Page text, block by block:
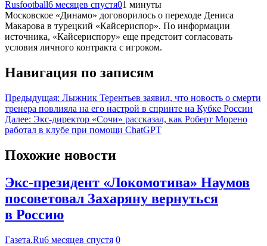
Rusfootball6 месяцев спустя01 минуты
Московское «Динамо» договорилось о переходе Дениса
Макарова в турецкий «Кайсериспор». По информации
источника, «Кайсериспору» еще предстоит согласовать
условия личного контракта с игроком.
Навигация по записям
Предыдущая: Лыжник Терентьев заявил, что новость о смерти
тренера повлияла на его настрой в спринте на Кубке России
Далее: Экс-директор «Сочи» рассказал, как Роберт Морено
работал в клубе при помощи ChatGPT
Похожие новости
Экс-президент «Локомотива» Наумов
посоветовал Захаряну вернуться
в Россию
Газета.Ru6 месяцев спустя 0